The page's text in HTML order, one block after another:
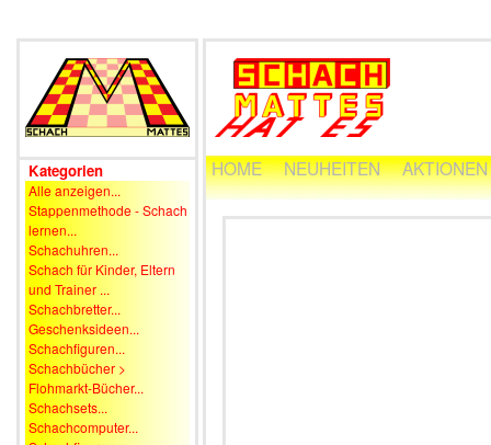
Kategorien
Alle anzeigen...
Stappenmethode - Schach
lernen...
Schachuhren...
Schach für Kinder, Eltern
und Trainer ...
Schachbretter...
Geschenksideen...
Schachfiguren...
Schachbücher >
Flohmarkt-Bücher...
Schachsets...
Schachcomputer...
HOME NEUHEITEN AKTIONEN